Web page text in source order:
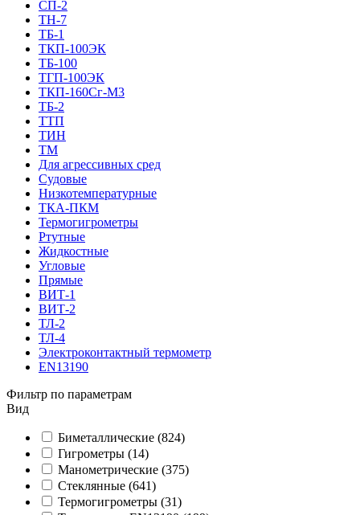
СП-2
ТН-7
ТБ-1
ТКП-100ЭК
ТБ-100
ТГП-100ЭК
ТКП-160Сг-М3
ТБ-2
ТТП
ТИН
ТМ
Для агрессивных сред
Судовые
Низкотемпературные
ТКА-ПКМ
Термогигрометры
Ртутные
Жидкостные
Угловые
Прямые
ВИТ-1
ВИТ-2
ТЛ-2
ТЛ-4
Электроконтактный термометр
EN13190
Фильтр по параметрам
Вид
Биметаллические (824)
Гигрометры (14)
Манометрические (375)
Стеклянные (641)
Термогигрометры (31)